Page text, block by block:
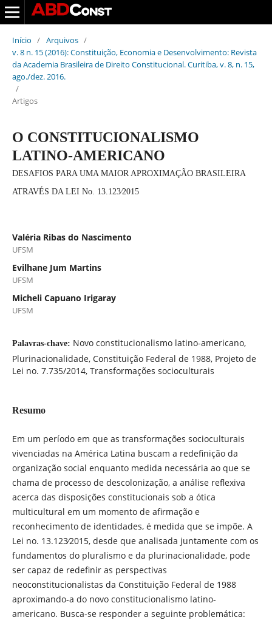
Início / Arquivos /
v. 8 n. 15 (2016): Constituição, Economia e Desenvolvimento: Revista
da Academia Brasileira de Direito Constitucional. Curitiba, v. 8, n. 15,
ago./dez. 2016.
/
Artigos
O CONSTITUCIONALISMO
LATINO-AMERICANO
DESAFIOS PARA UMA MAIOR APROXIMAÇÃO BRASILEIRA
ATRAVÉS DA LEI No. 13.123∕2015
Valéria Ribas do Nascimento
UFSM
Evilhane Jum Martins
UFSM
Micheli Capuano Irigaray
UFSM
Palavras-chave: Novo constitucionalismo latino-americano,
Plurinacionalidade, Constituição Federal de 1988, Projeto de
Lei no. 7.735/2014, Transformações socioculturais
Resumo
Em um período em que as transformações socioculturais
vivenciadas na América Latina buscam a redefinição da
organização social enquanto medida necessária ao que se
chama de processo de descolonização, a análise reflexiva
acerca das disposições constitucionais sob a ótica
multicultural em um momento de afirmação e
reconhecimento de identidades, é medida que se impõe. A
Lei no. 13.123∕2015, desde que analisada juntamente com os
fundamentos do pluralismo e da plurinacionalidade, pode
ser capaz de redefinir as perspectivas
neoconstitucionalistas da Constituição Federal de 1988
aproximando-a do novo constitucionalismo latino-
americano. Busca-se responder a seguinte problemática: